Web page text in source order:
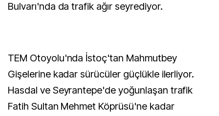
Bulvarı'nda da trafik ağır seyrediyor.
TEM Otoyolu'nda İstoç'tan Mahmutbey
Gişelerine kadar sürücüler güçlükle ilerliyor.
Hasdal ve Seyrantepe'de yoğunlaşan trafik
Fatih Sultan Mehmet Köprüsü'ne kadar